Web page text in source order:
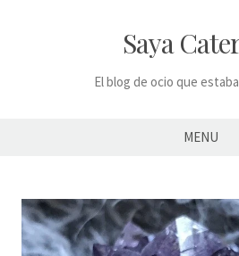
Saya
El blog de ocio que
MENU